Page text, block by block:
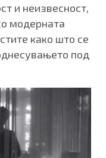
и неизвесност,
модерната
како што се
под